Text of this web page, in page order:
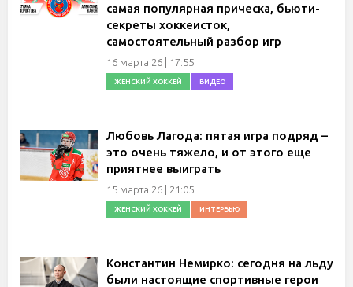
самая популярная прическа, бьюти-
секреты хоккеисток,
самостоятельный разбор игр
16 марта'26 | 17:55
ЖЕНСКИЙ ХОККЕЙ ВИДЕО
Любовь Лагода: пятая игра подряд –
это очень тяжело, и от этого еще
приятнее выиграть
15 марта'26 | 21:05
ЖЕНСКИЙ ХОККЕЙ ИНТЕРВЬЮ
Константин Немирко: сегодня на льду
были настоящие спортивные герои